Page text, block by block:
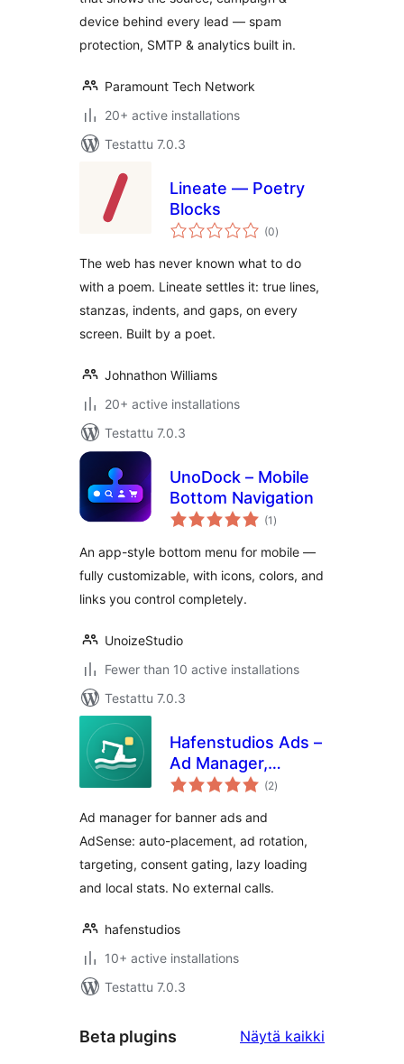
device behind every lead — spam
protection, SMTP & analytics built in.
Paramount Tech Network
20+ active installations
Testattu 7.0.3
Lineate — Poetry
Blocks
(0arvosanat
yhteensä
)
The web has never known what to do
with a poem. Lineate settles it: true lines,
stanzas, indents, and gaps, on every
screen. Built by a poet.
Johnathon Williams
20+ active installations
Testattu 7.0.3
UnoDock – Mobile
Bottom Navigation
(1 arvosanat
yhteensä
)
An app-style bottom menu for mobile —
fully customizable, with icons, colors, and
links you control completely.
UnoizeStudio
Fewer than 10 active installations
Testattu 7.0.3
Hafenstudios Ads –
Ad Manager,
AdSense & Banner
(2arvosanat
yhteensä
)
Ad manager for banner ads and
AdSense: auto-placement, ad rotation,
targeting, consent gating, lazy loading
and local stats. No external calls.
hafenstudios
10+ active installations
Testattu 7.0.3
Beta plugins Näytä kaikki